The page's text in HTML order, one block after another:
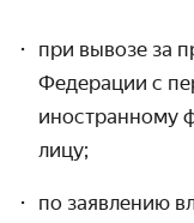
при вывозе за
Федерации с
иностранному
лицу;
по заявлению